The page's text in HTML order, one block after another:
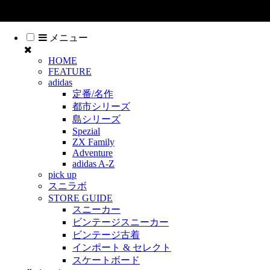
メニュー
HOME
FEATURE
adidas
定番/名作
都市シリーズ
島シリーズ
Spezial
ZX Family
Adventure
adidas A-Z
pick up
スニラボ
STORE GUIDE
スニーカー
ビンテージスニーカー
ビンテージ古着
インポート & セレクト
スケートボード